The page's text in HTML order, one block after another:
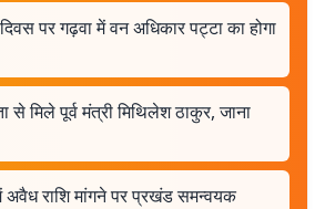
पर गढ़वा में वन अधिकार पट्टा का होगा
से मिले पूर्व मंत्री मिथिलेश ठाकुर, जाना
राशि मांगने पर प्रखंड समन्वयक